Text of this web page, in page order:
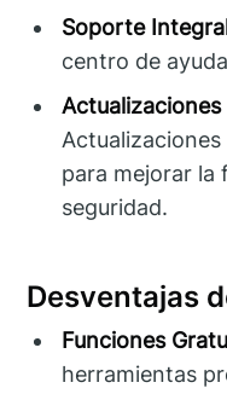
Soporte
centro de
para mejorar la
seguridad.
Desventajas
Funciones
herramientas